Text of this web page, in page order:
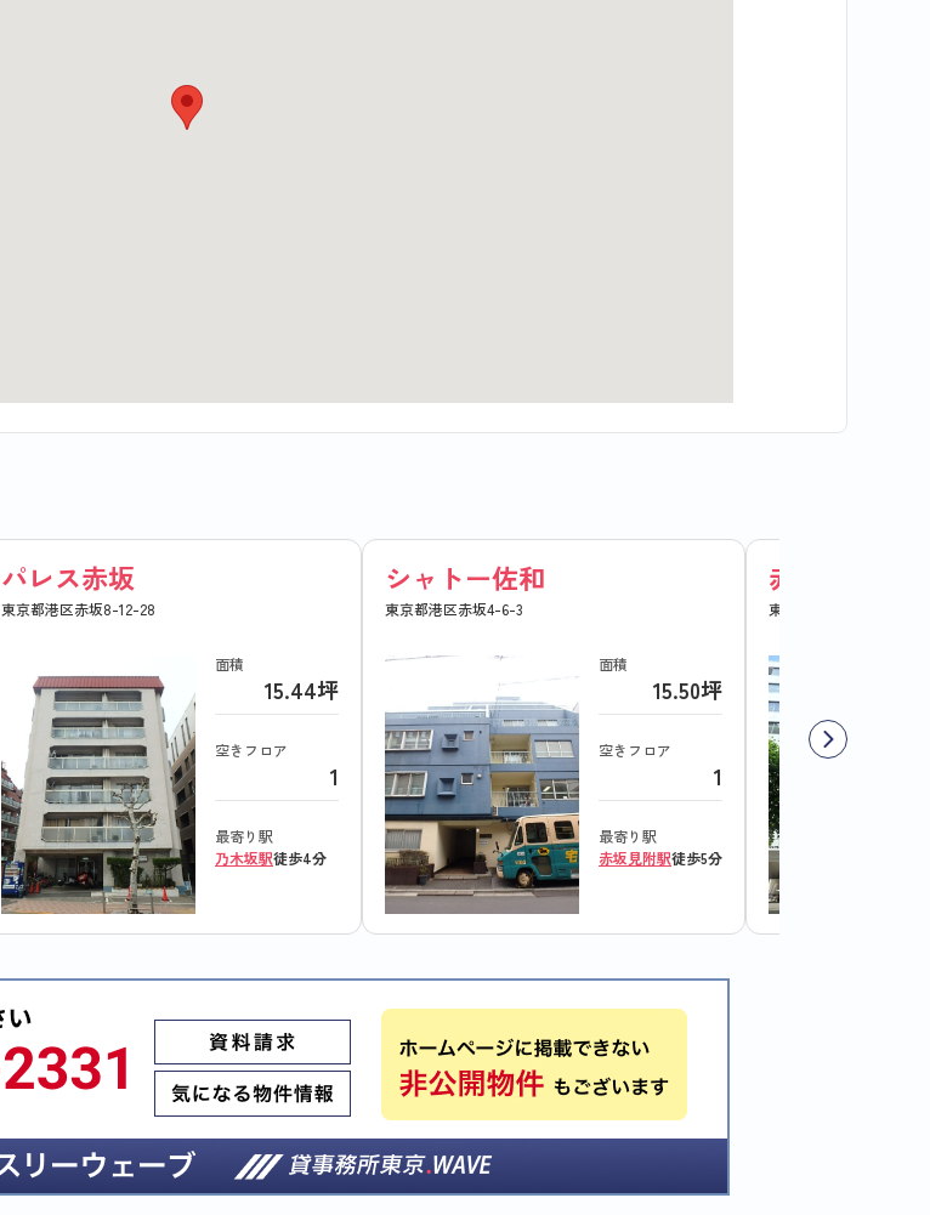
パレス赤坂
東京都港区赤坂8-12-28
面積
15.44坪
空きフロア
1
最寄り駅
乃木坂駅徒歩4分
シャトー佐和
東京都港区赤坂4-6-3
面積
15.50坪
空きフロア
1
最寄り駅
赤坂見附駅徒歩5分
赤坂スバル
東京都港区赤坂5-5-9